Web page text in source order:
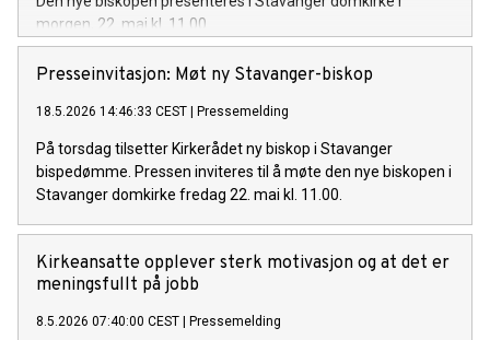
morgen, 22. mai kl. 11.00.
Presseinvitasjon: Møt ny Stavanger-biskop
18.5.2026 14:46:33 CEST Pressemelding
På torsdag tilsetter Kirkerådet ny biskop i Stavanger
bispedømme. Pressen inviteres til å møte den nye biskopen i
Stavanger domkirke fredag 22. mai kl. 11.00.
Kirkeansatte opplever sterk motivasjon og at det er
meningsfullt på jobb
8.5.2026 07:40:00 CEST Pressemelding